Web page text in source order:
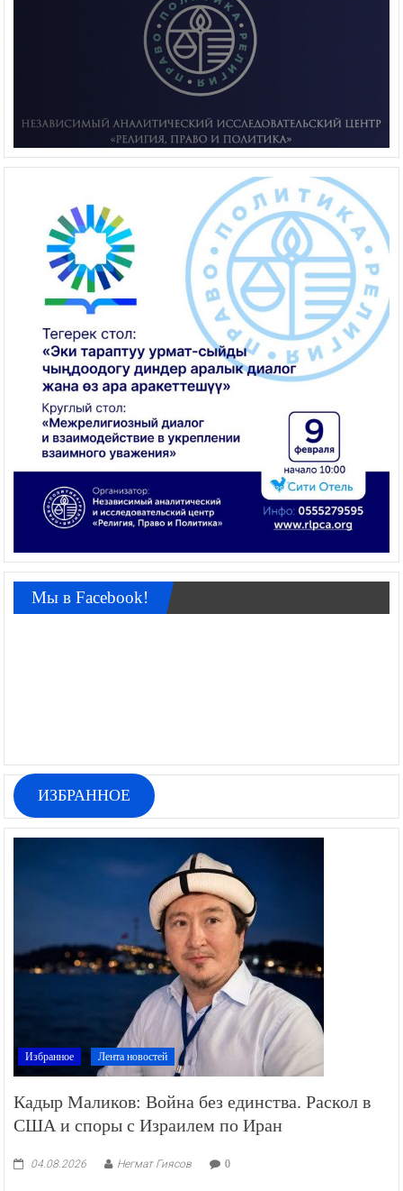
Мы в Facebook!
ИЗБРАННОЕ
Избранное Лента новостей
Кадыр Маликов: Война без единства. Раскол в
США и споры с Израилем по Иран
04.08.2026 Негмат Гиясов 0